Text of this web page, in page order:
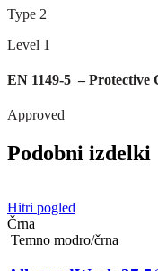
Type 2
Level 1
EN 1149-5 – Protective
Approved
Podobni izdelki
Hitri pogled
Črna
Temno modro/črna